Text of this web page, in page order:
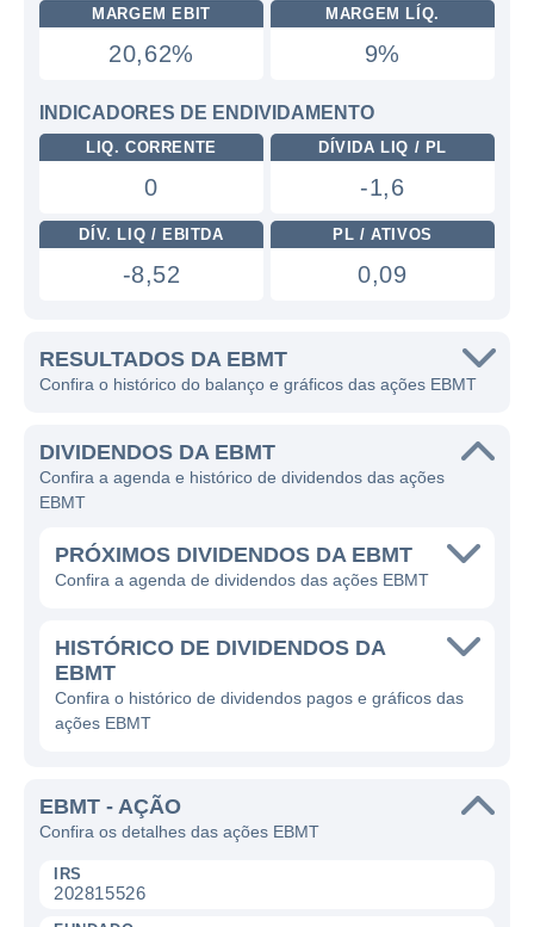
MARGEM EBIT
20,62%
MARGEM LÍQ.
9%
INDICADORES DE ENDIVIDAMENTO
LIQ. CORRENTE
0
DÍVIDA LIQ / PL
-1,6
DÍV. LIQ / EBITDA
-8,52
PL / ATIVOS
0,09
RESULTADOS DA EBMT
Confira o histórico do balanço e gráficos das ações EBMT
DIVIDENDOS DA EBMT
Confira a agenda e histórico de dividendos das ações
EBMT
PRÓXIMOS DIVIDENDOS DA EBMT
Confira a agenda de dividendos das ações EBMT
HISTÓRICO DE DIVIDENDOS DA
EBMT
Confira o histórico de dividendos pagos e gráficos das
ações EBMT
EBMT - AÇÃO
Confira os detalhes das ações EBMT
IRS
202815526